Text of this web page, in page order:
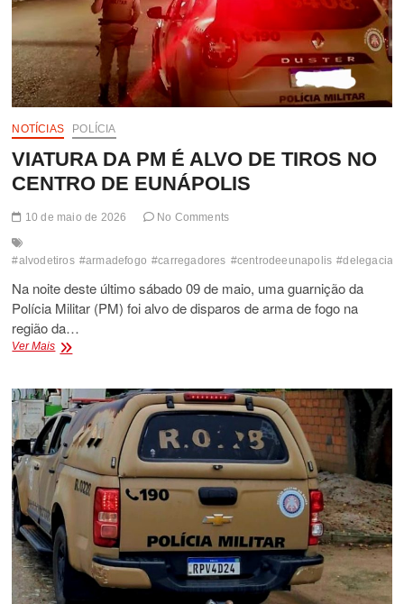
DE
BR-
101
NOTÍCIAS POLÍCIA
VIATURA DA PM É ALVO DE TIROS NO
CENTRO DE EUNÁPOLIS
10 de maio de 2026 No Comments
#alvodetiros #armadefogo #carregadores #centrodeeunapolis
Na noite deste último sábado 09 de maio, uma guarnição da
Polícia Militar (PM) foi alvo de disparos de arma de fogo na
região da…
Ver MaisVIATURA
É
ALVO
DE
TIROS
NO
CENTRO
DE
EUNÁPOLIS